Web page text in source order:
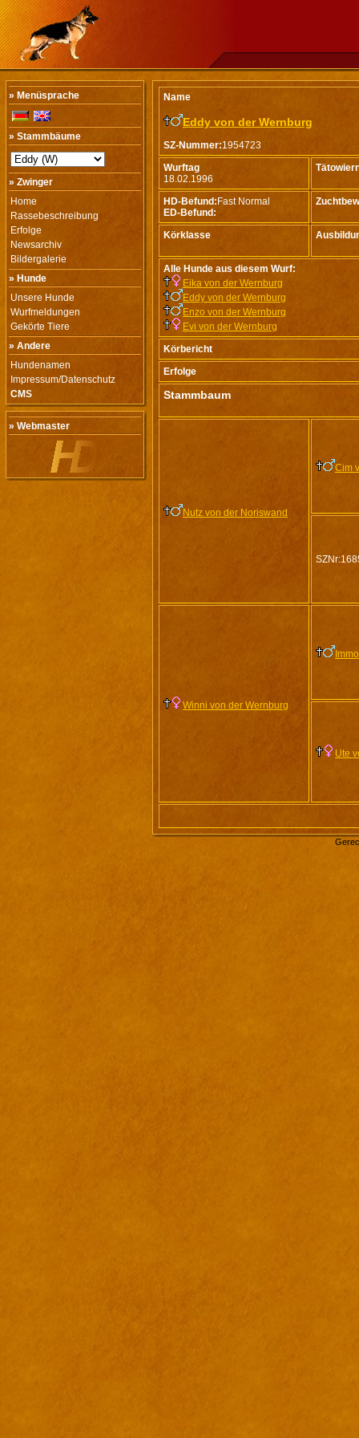
» Menüsprache
» Stammbäume
» Zwinger
Home
Rassebeschreibung
Erfolge
Newsarchiv
Bildergalerie
» Hunde
Unsere Hunde
Wurfmeldungen
Gekörte Tiere
» Andere
Hundenamen
Impressum/Datenschutz
CMS
» Webmaster
Name
Eddy von der Wernburg
SZ-Nummer:1954723
Wurftag
18.02.1996
HD-Befund: Fast Normal
ED-Befund:
Körklasse
Alle Hunde aus diesem Wurf:
Eika von der Wernburg
Eddy von der Wernburg
Enzo von der Wernburg
Evi von der Wernburg
Körbericht
Erfolge
Stammbaum
Nutz von der Noriswand
Cim
Winni von der Wernburg
Ute